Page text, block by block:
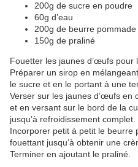
200g de sucre en poudre
60g d’eau
200g de beurre pommade
150g de praliné
Fouetter les jaunes d’œufs pour
Préparer un sirop en
le sucre et en le portant à une
Verser sur les jaunes d’œufs en
et en versant sur le bord de la
jusqu’à refroidissement complet.
Incorporer petit à petit le beurre
fouettant jusqu’à obtenir une
Terminer en ajoutant le praliné.